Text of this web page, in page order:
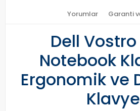
Yorumlar Garanti
Dell Vostro
Notebook
Ergonomik ve
Klavye